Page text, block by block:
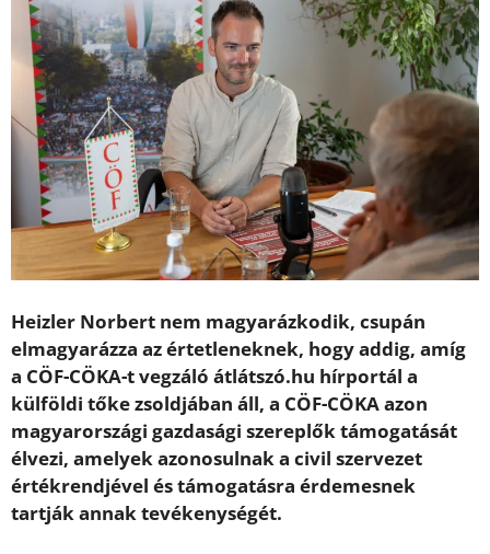
Heizler Norbert nem magyarázkodik, csupán
elmagyarázza az értetleneknek, hogy addig, amíg
a CÖF-CÖKA-t vegzáló átlátszó.hu hírportál a
külföldi tőke zsoldjában áll, a CÖF-CÖKA azon
magyarországi gazdasági szereplők támogatását
élvezi, amelyek azonosulnak a civil szervezet
értékrendjével és támogatásra érdemesnek
tartják annak tevékenységét.